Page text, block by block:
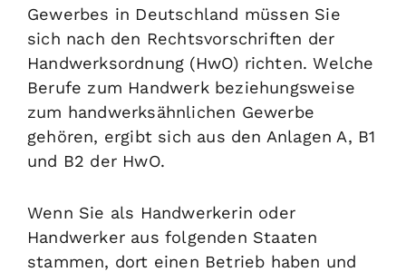
Gewerbes in Deutschland müssen Sie
sich nach den Rechtsvorschriften der
Handwerksordnung (HwO) richten. Welche
Berufe zum Handwerk beziehungsweise
zum handwerksähnlichen Gewerbe
gehören, ergibt sich aus den Anlagen A, B1
und B2 der HwO.
Wenn Sie als Handwerkerin oder
Handwerker aus folgenden Staaten
stammen, dort einen Betrieb haben und